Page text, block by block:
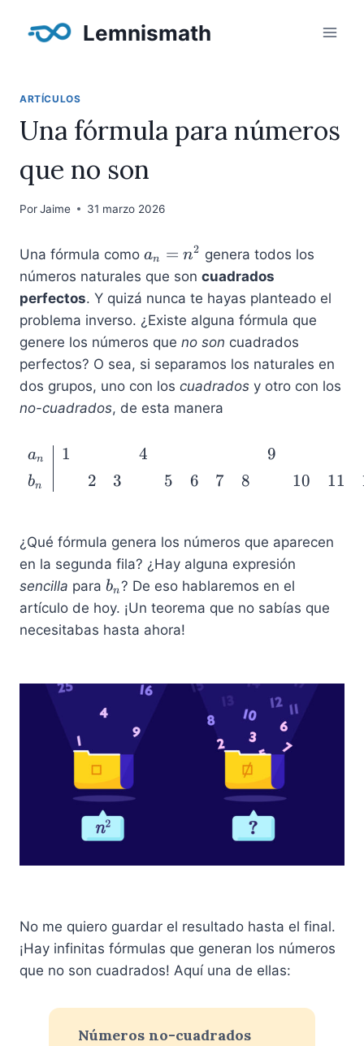
Lemnismath
ARTÍCULOS
Una fórmula para números
que no son
PorJaime 31 marzo 2026
Una fórmula como a
_
n
=
n
^
2
an = n2 genera todos los
números naturales que son cuadrados
perfectos. Y quizá nunca te hayas planteado el
problema inverso. ¿Existe alguna fórmula que
genere los números que no son cuadrados
perfectos? O sea, si separamos los naturales en
dos grupos, uno con los cuadrados y otro con los
no-cuadrados, de esta manera
\begin{array}{l |
an
bn
1
2
3
4
5
6 7 8
9
10
11
¿Qué fórmula genera los números que aparecen
en la segunda fila? ¿Hay alguna expresión
sencilla para b
_
n
bn? De eso hablaremos en el
artículo de hoy. ¡Un teorema que no sabías que
necesitabas hasta ahora!
No me quiero guardar el resultado hasta el final.
¡Hay infinitas fórmulas que generan los números
que no son cuadrados! Aquí una de ellas:
Números no-cuadrados